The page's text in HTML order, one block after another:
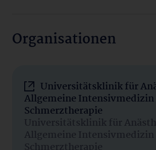
Organisationen
Universitätsklinik für
Allgemeine Intensivmedizin
Schmerztherapie
Universitätsklinik für
Allgemeine Intensivmedizin